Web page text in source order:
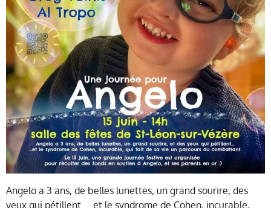
Angelo a 3 ans, de belles lunettes, un grand sourire, des
yeux qui pétillent…. et le syndrome de Cohen, incurable,